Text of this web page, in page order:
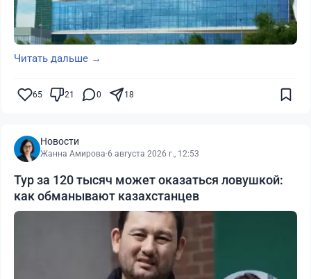
Читать дальше →
65 21 0 18
Новости
Жанна Амирова·6 августа 2026 г., 12:53
Тур за 120 тысяч может оказаться ловушкой:
как обманывают казахстанцев